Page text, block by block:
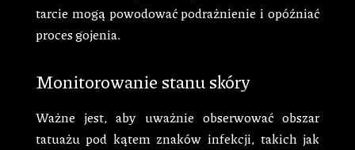
tarcie mogą powodować podrażnienie i opóźniać
proces gojenia.
Monitorowanie stanu skóry
Ważne jest, aby uważnie obserwować obszar
tatuażu pod kątem znaków infekcji, takich jak